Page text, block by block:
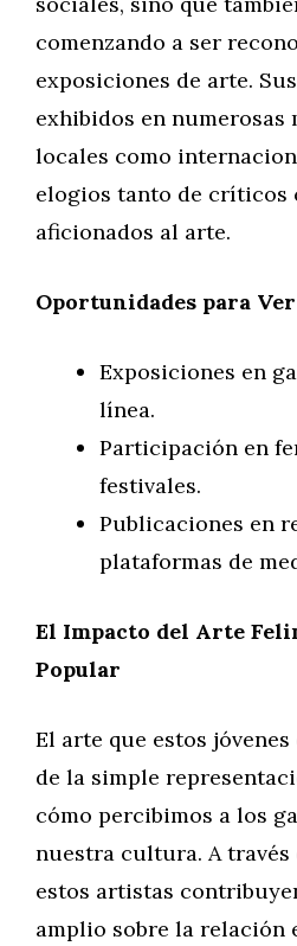
comenzando a ser
exposiciones de arte.
exhibidos en numerosas
locales como
elogios tanto de críticos
aficionados al arte.
Oportunidades para
Exposiciones en
línea.
Participación en
festivales.
Publicaciones en
plataformas de
El Impacto del Arte
Popular
El arte que estos
de la simple
cómo percibimos a los
nuestra cultura. A través
estos artistas
amplio sobre la relación